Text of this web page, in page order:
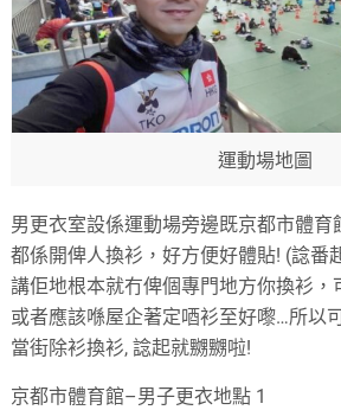
運動場地圖
男更衣室設係運動場旁邊既京都市體育
都係開俾人換衫，好方便好體貼! (諗番
講佢地根本就冇俾個專門地方你換衫，
或者應該喺屋企著定唒衫至好嚟…所以
當街除衫換衫,諗起就嬲嬲啦!
京都市體育館–男子更衣地點 1